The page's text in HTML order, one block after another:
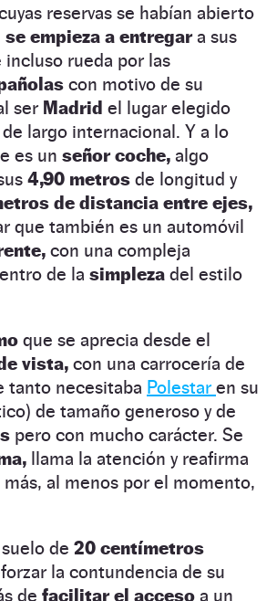
reservas se habían abierto
se empieza a entregara sus
rueda por las
con motivo de su
ser Madrid el lugar elegido
largo internacional. Y a lo
es un señor coche, algo
4,90 metros de longitud y
de distancia entre ejes,
que también es un automóvil
con una compleja
de la simpleza del estilo
que se aprecia desde el
vista, con una carrocería de
tanto necesitaba Polestar en su
de tamaño generoso y de
pero con mucho carácter. Se
llama la atención y reafirma
más, al menos por el momento,
de 20 centímetros
la contundencia de su
de facilitar el acceso a un